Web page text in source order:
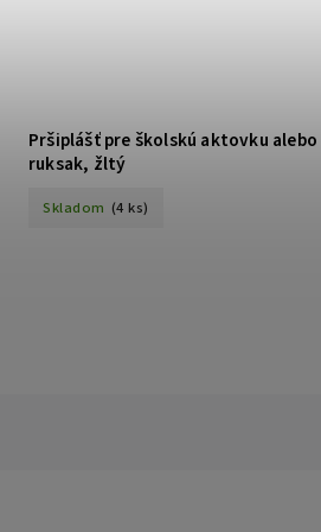
Pršiplášť pre školskú aktovku alebo
ruksak, žltý
Skladom (4 ks)